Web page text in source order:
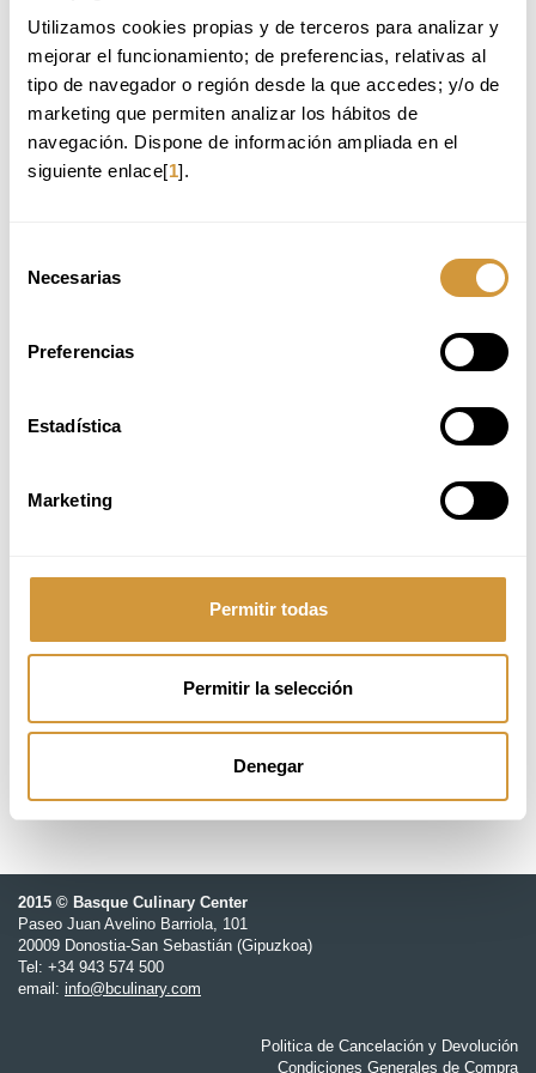
Utilizamos cookies propias y de terceros para analizar y
mejorar el funcionamiento; de preferencias, relativas al
tipo de navegador o región desde la que accedes; y/o de
marketing que permiten analizar los hábitos de
navegación. Dispone de información ampliada en el
siguiente enlace[1].
Necesarias
Preferencias
Estadística
Marketing
Permitir todas
Permitir la selección
Denegar
Back to Training Offer
WE RECOMMEND:
WSET NIVEL 2 ESPIRITUOSOS - DICIEMBRE
AVAILABLE PLACES
ONLINE APPLICATION
GOe - Gastronomy Open Ecosystem
2015 © Basque Culinary Center
Paseo Juan Avelino Barriola, 101
20009 Donostia-San Sebastián (Gipuzkoa)
Tel: +34 943 574 500
email: info@bculinary.com
Politica de Cancelación y Devolución
Condiciones Generales de Compra